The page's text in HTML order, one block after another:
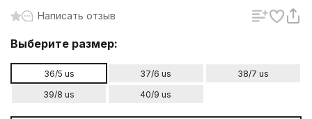
Написать отзыв
Выберите размер:
36/5 us 37/6 us
38/7 us
39/8 us
40/9 us